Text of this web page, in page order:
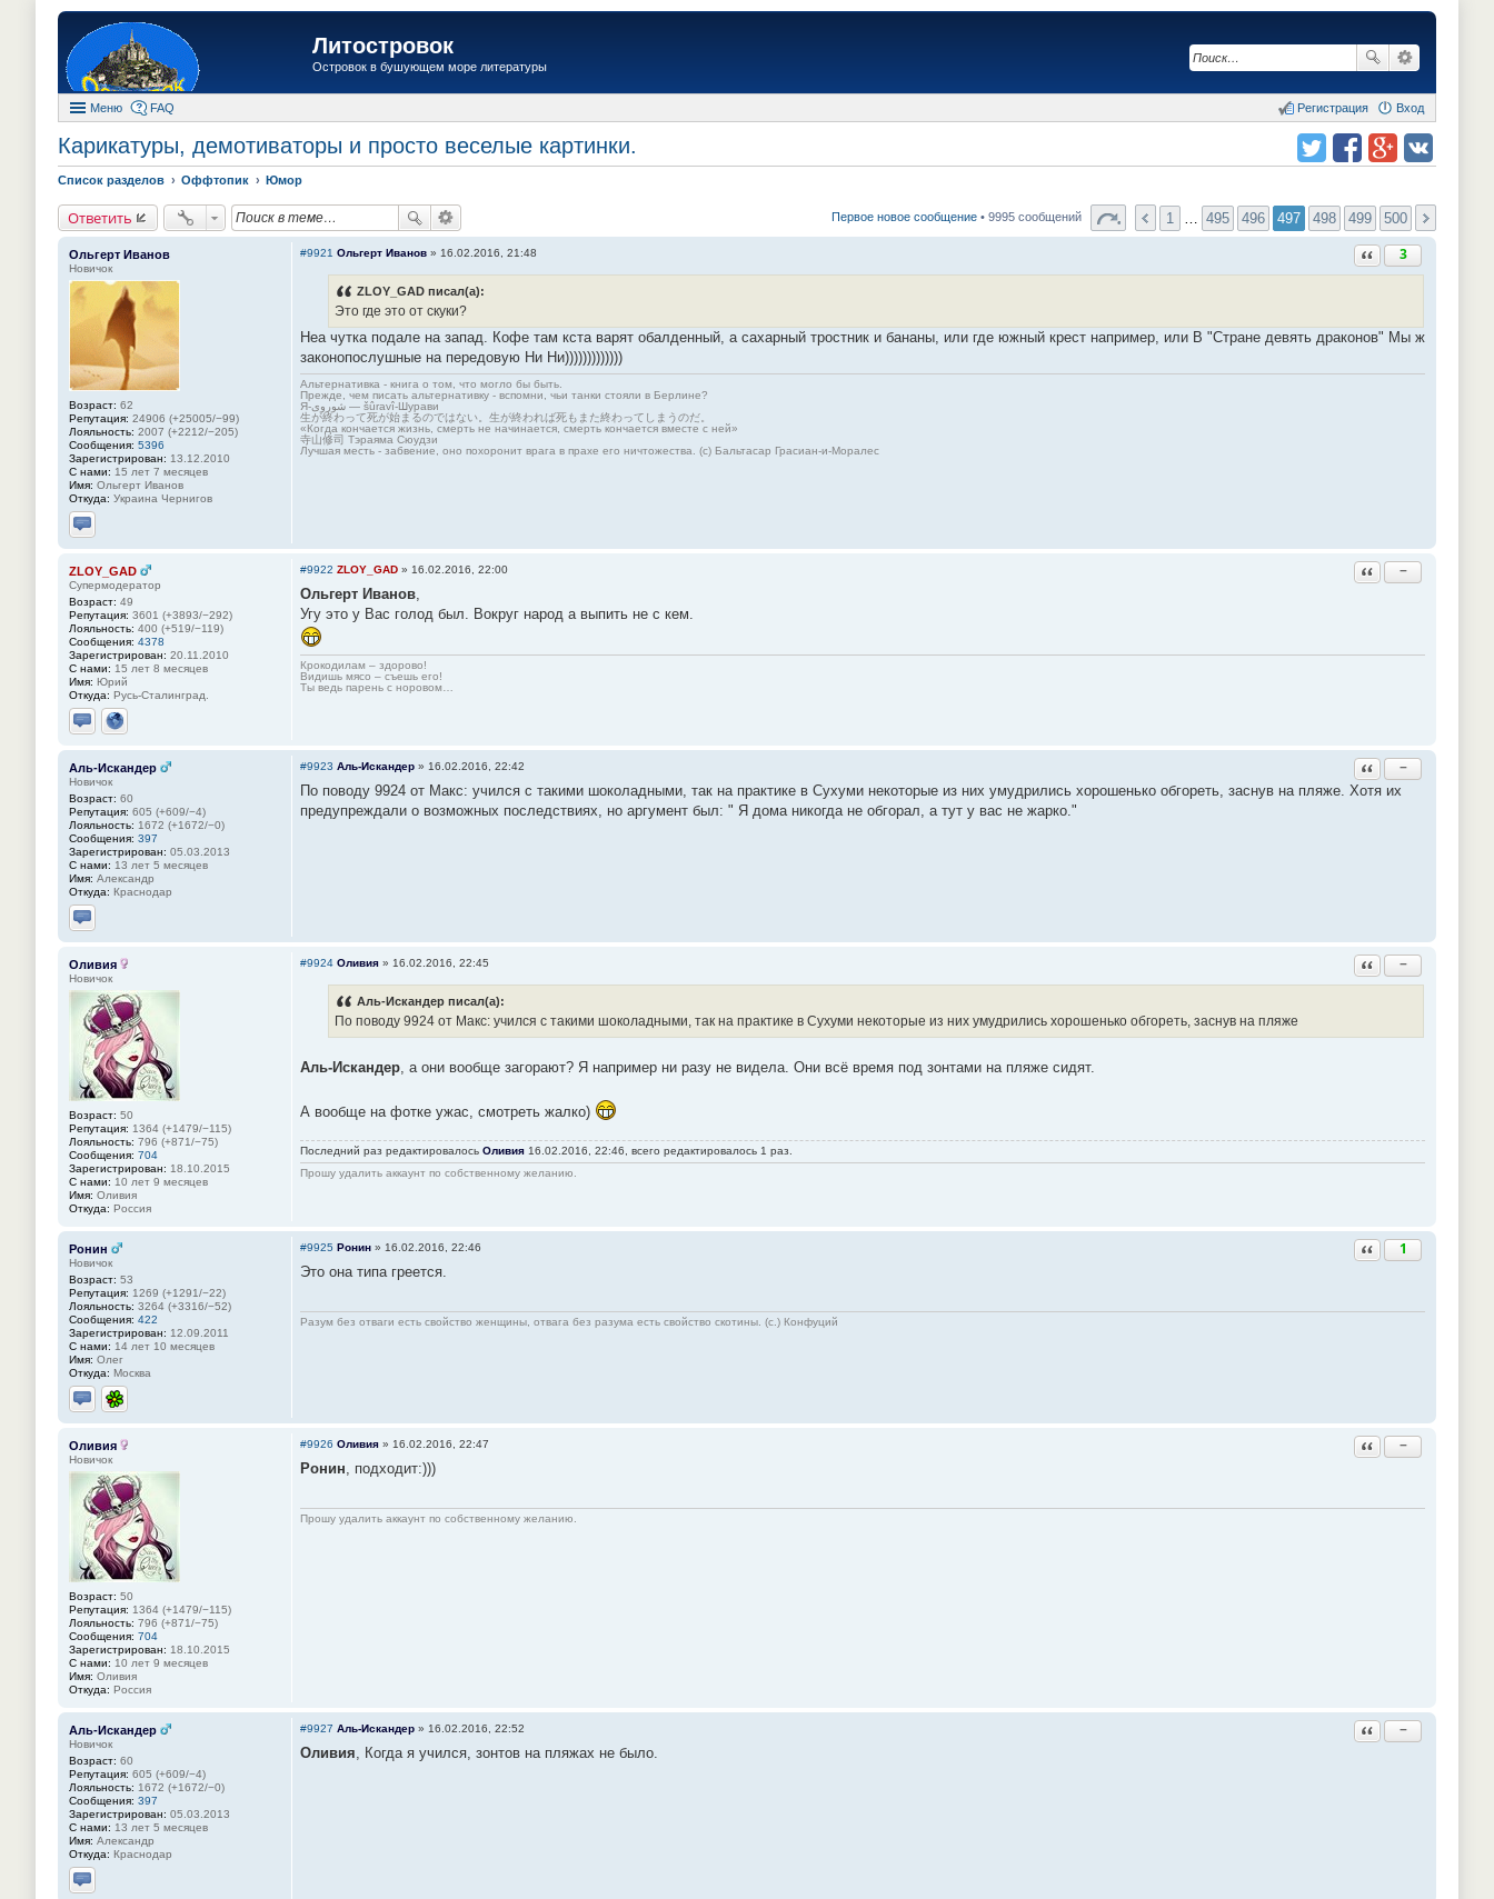
Литостровок
Островок в бушующем море литературы
Меню FAQ Вход
Регистрация
Карикатуры, демотиваторы и просто веселые картинки.
Список разделов Оффтопик Юмор
Ответить Первое новое сообщение • 9995 сообщений 1 495 496 497 498 499 500
Ольгерт Иванов
Новичок
Возраст: 62
Репутация: 24906 (+25005/−99)
Лояльность: 2007 (+2212/−205)
Сообщения: 5396
Зарегистрирован: 13.12.2010
С нами: 15 лет 7 месяцев
Имя: Ольгерт Иванов
Откуда: Украина Чернигов
Отправить личное сообщение
Ответить с цитатой
3
#9921 Ольгерт Иванов » 16.02.2016, 21:48
ZLOY_GAD писал(а):
Это где это от скуки?
Неа чутка подале на запад. Кофе там кста варят обалденный, а сахарный тростник и бананы, или где южный крест например, или В "Стране девять драконов" Мы ж
законопослушные на передовую Ни Ни)))))))))))))
Альтернативка - книга о том, что могло бы быть.
Прежде, чем писать альтернативку - вспомни, чьи танки стояли в Берлине?
Я-شوروی — šûravî-Шурави
生が終わって死が始まるのではない。生が終われば死もまた終わってしまうのだ。
«Когда кончается жизнь, смерть не начинается, смерть кончается вместе с ней»
寺山修司 Тэраяма Сюудзи
Лучшая месть - забвение, оно похоронит врага в прахе его ничтожества. (с) Бальтасар Грасиан-и-Моралес
ZLOY_GAD
Супермодератор
Возраст: 49
Репутация: 3601 (+3893/−292)
Лояльность: 400 (+519/−119)
Сообщения: 4378
Зарегистрирован: 20.11.2010
С нами: 15 лет 8 месяцев
Имя: Юрий
Откуда: Русь-Сталинград.
Отправить личное сообщение
Сайт
Ответить с цитатой
−
#9922 ZLOY_GAD » 16.02.2016, 22:00
Ольгерт Иванов,
Угу это у Вас голод был. Вокруг народ а выпить не с кем.
Крокодилам – здорово!
Видишь мясо – съешь его!
Ты ведь парень с норовом…
Аль-Искандер
Новичок
Возраст: 60
Репутация: 605 (+609/−4)
Лояльность: 1672 (+1672/−0)
Сообщения: 397
Зарегистрирован: 05.03.2013
С нами: 13 лет 5 месяцев
Имя: Александр
Откуда: Краснодар
Отправить личное сообщение
Ответить с цитатой
−
#9923 Аль-Искандер » 16.02.2016, 22:42
По поводу 9924 от Макс: учился с такими шоколадными, так на практике в Сухуми некоторые из них умудрились хорошенько обгореть, заснув на пляже. Хотя их
предупреждали о возможных последствиях, но аргумент был: " Я дома никогда не обгорал, а тут у вас не жарко."
Оливия
Новичок
Возраст: 50
Репутация: 1364 (+1479/−115)
Лояльность: 796 (+871/−75)
Сообщения: 704
Зарегистрирован: 18.10.2015
С нами: 10 лет 9 месяцев
Имя: Оливия
Откуда: Россия
Ответить с цитатой
−
#9924 Оливия » 16.02.2016, 22:45
Аль-Искандер писал(а):
По поводу 9924 от Макс: учился с такими шоколадными, так на практике в Сухуми некоторые из них умудрились хорошенько обгореть, заснув на пляже
Аль-Искандер, а они вообще загорают? Я например ни разу не видела. Они всё время под зонтами на пляже сидят.
А вообще на фотке ужас, смотреть жалко)
Последний раз редактировалось Оливия 16.02.2016, 22:46, всего редактировалось 1 раз.
Прошу удалить аккаунт по собственному желанию.
Ронин
Новичок
Возраст: 53
Репутация: 1269 (+1291/−22)
Лояльность: 3264 (+3316/−52)
Сообщения: 422
Зарегистрирован: 12.09.2011
С нами: 14 лет 10 месяцев
Имя: Олег
Откуда: Москва
Отправить личное сообщение
ICQ
Ответить с цитатой
1
#9925 Ронин » 16.02.2016, 22:46
Это она типа греется.
Разум без отваги есть свойство женщины, отвага без разума есть свойство скотины. (с.) Конфуций
Оливия
Новичок
Возраст: 50
Репутация: 1364 (+1479/−115)
Лояльность: 796 (+871/−75)
Сообщения: 704
Зарегистрирован: 18.10.2015
С нами: 10 лет 9 месяцев
Имя: Оливия
Откуда: Россия
Ответить с цитатой
−
#9926 Оливия » 16.02.2016, 22:47
Ронин, подходит:)))
Прошу удалить аккаунт по собственному желанию.
Аль-Искандер
Новичок
Возраст: 60
Репутация: 605 (+609/−4)
Лояльность: 1672 (+1672/−0)
Сообщения: 397
Зарегистрирован: 05.03.2013
С нами: 13 лет 5 месяцев
Имя: Александр
Откуда: Краснодар
Отправить личное сообщение
Ответить с цитатой
−
#9927 Аль-Искандер » 16.02.2016, 22:52
Оливия, Когда я учился, зонтов на пляжах не было.